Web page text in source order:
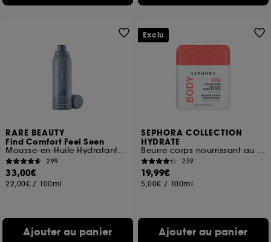
RARE BEAUTY
Find Comfort Feel Seen
Mousse-en-Huile Hydratante pour le Corps
299
33,00€
22,00€ / 100ml
Ajouter au panier
SEPHORA COLLECTION
HYDRATE
Beurre corps nourrissant au Beurre de karité
259
19,99€
5,00€ / 100ml
Ajouter au panier
Exclu